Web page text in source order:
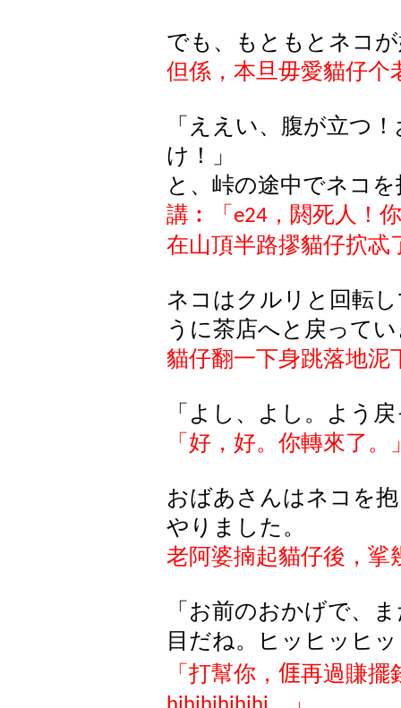
でも、もともとネコ
但係，本旦毋愛貓仔个
「ええい、腹が立つ
け！」
と、峠の途中でネコ
講︰「 e24 ，閼死人！
在山頂半路摎貓仔㧒忒
ネコはクルリと回転
うに茶店へと戻って
貓仔翻一下身跳落地泥
「 よし 、 よし 。 よう 戻
「好，好。 你轉來了。
おばあさんはネコを
やりました。
老阿婆揇起貓仔後 ，
「お前のおかげで、
目だね。ヒッヒッヒ
「打幫你， 𠊎再過賺擺
。」